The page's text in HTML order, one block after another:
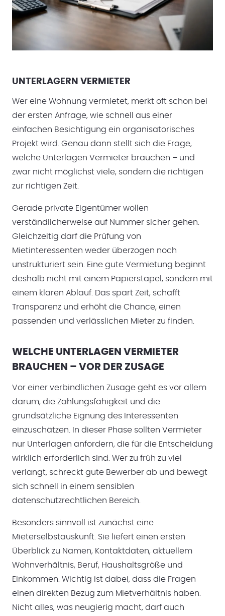
UNTERLAGERN VERMIETER
Wer eine Wohnung vermietet, merkt oft schon bei
der ersten Anfrage, wie schnell aus einer
einfachen Besichtigung ein organisatorisches
Projekt wird. Genau dann stellt sich die Frage,
welche Unterlagen Vermieter brauchen – und
zwar nicht möglichst viele, sondern die richtigen
zur richtigen Zeit.
Gerade private Eigentümer wollen
verständlicherweise auf Nummer sicher gehen.
Gleichzeitig darf die Prüfung von
Mietinteressenten weder überzogen noch
unstrukturiert sein. Eine gute Vermietung beginnt
deshalb nicht mit einem Papierstapel, sondern mit
einem klaren Ablauf. Das spart Zeit, schafft
Transparenz und erhöht die Chance, einen
passenden und verlässlichen Mieter zu finden.
WELCHE UNTERLAGEN VERMIETER
BRAUCHEN – VOR DER ZUSAGE
Vor einer verbindlichen Zusage geht es vor allem
darum, die Zahlungsfähigkeit und die
grundsätzliche Eignung des Interessenten
einzuschätzen. In dieser Phase sollten Vermieter
nur Unterlagen anfordern, die für die Entscheidung
wirklich erforderlich sind. Wer zu früh zu viel
verlangt, schreckt gute Bewerber ab und bewegt
sich schnell in einem sensiblen
datenschutzrechtlichen Bereich.
Besonders sinnvoll ist zunächst eine
Mieterselbstauskunft. Sie liefert einen ersten
Überblick zu Namen, Kontaktdaten, aktuellem
Wohnverhältnis, Beruf, Haushaltsgröße und
Einkommen. Wichtig ist dabei, dass die Fragen
einen direkten Bezug zum Mietverhältnis haben.
Nicht alles, was neugierig macht, darf auch